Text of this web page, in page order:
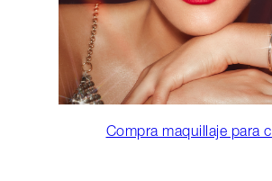
Compra maquillaje para